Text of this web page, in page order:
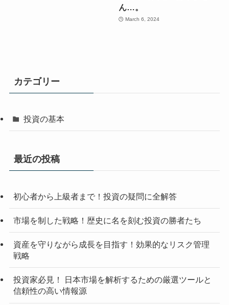
ん…。
March 6, 2024
カテゴリー
投資の基本
最近の投稿
初心者から上級者まで！投資の疑問に全解答
市場を制した戦略！歴史に名を刻む投資の勝者たち
資産を守りながら成長を目指す！効果的なリスク管理
戦略
投資家必見！ 日本市場を解析するための厳選ツールと
信頼性の高い情報源